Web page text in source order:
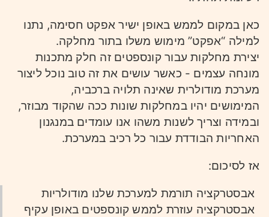
כאן במקום לממש באופן ישיר אפקט חסימה, נתנו
למילה “אפקט” מימוש משלו בתור מחלקה.
יצירת מחלקות עבור קונספטים זה חלק מתכנות
מונחה עצמים - כאשר עושים את זה טוב נוכל ליצור
מערכת מודולרית שאינה תלויה ברכביה,
המימושים יהיו במחלקות שונות ככה שהקוד מבוזר,
ובמידה וצריך לשנות משהו אנו עומדים במנגנון
האחריות הבודדת עבור כל רכיב במערכת.
אז לסיכום:
אבסטרקציה תורמת למערכת שלנו מודולריות
אבסטרקציה עוזרת לממש קונספטים באופן עקיף